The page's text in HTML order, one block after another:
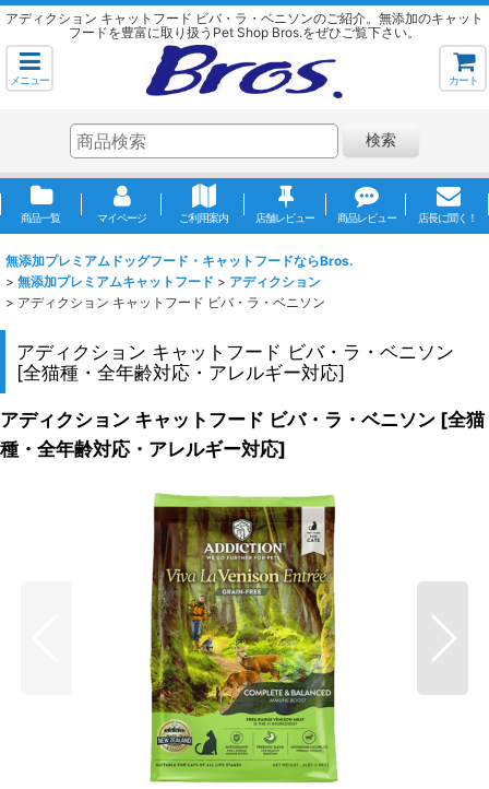
アディクション キャットフード ビバ・ラ・ベニソンのご紹介。無添加のキャット
フードを豊富に取り扱うPet Shop Bros.をぜひご覧下さい。
メニュー カート
検索
商品一覧 マイページ ご利用案内 店舗レビュー 商品レビュー 店長に聞く！
無添加プレミアムドッグフード・キャットフードならBros.
> 無添加プレミアムキャットフード > アディクション
> アディクション キャットフード ビバ・ラ・ベニソン
アディクション キャットフード ビバ・ラ・ベニソン
[全猫種・全年齢対応・アレルギー対応]
アディクション キャットフード ビバ・ラ・ベニソン [全猫
種・全年齢対応・アレルギー対応]